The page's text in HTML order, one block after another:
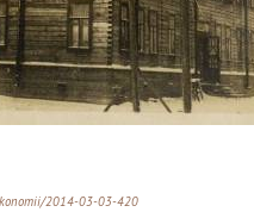
2014-03-03-420